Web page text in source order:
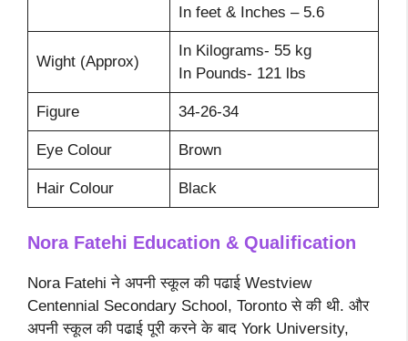
In feet & Inches – 5.6
Wight (Approx)
In Kilograms- 55 kg
In Pounds- 121 lbs
Figure 34-26-34
Eye Colour Brown
Hair Colour Black
Nora Fatehi Education & Qualification
Nora Fatehi ने अपनी स्कूल की पढाई Westview
Centennial Secondary School, Toronto से की थी. और
अपनी स्कूल की पढाई पूरी करने के बाद York University,